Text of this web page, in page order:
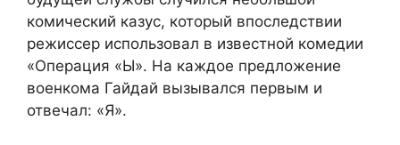
комический казус, который впоследствии
режиссер использовал в известной комедии
«Операция «Ы». На каждое предложение
военкома Гайдай вызывался первым и
отвечал: «Я».